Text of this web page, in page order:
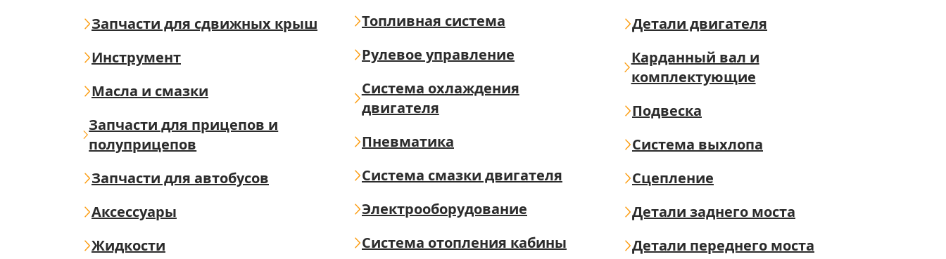
Запчасти для сдвижных крыш
Инструмент
Масла и смазки
Запчасти для прицепов и
полуприцепов
Запчасти для автобусов
Аксессуары
Жидкости
Топливная система
Рулевое управление
Система охлаждения
двигателя
Пневматика
Система смазки двигателя
Электрооборудование
Система отопления кабины
Детали двигателя
Карданный вал и
комплектующие
Подвеска
Система выхлопа
Сцепление
Детали заднего моста
Детали переднего моста